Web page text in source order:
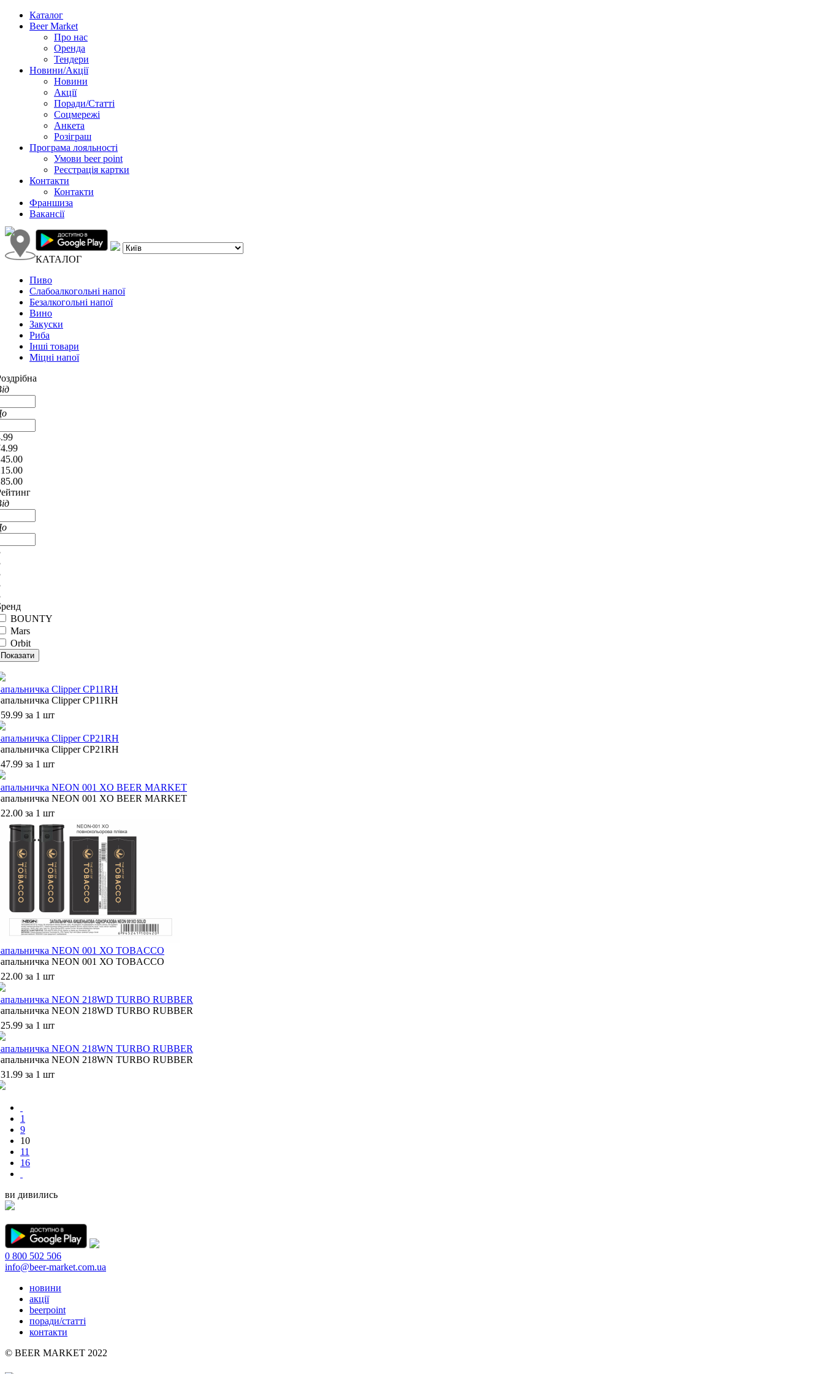
Каталог
Beer Market
Про нас
Оренда
Тендери
Новини/Акції
Новини
Акції
Поради/Статті
Соцмережі
Анкета
Розіграш
Програма лояльності
Умови beer point
Реєстрація картки
Контакти
Контакти
Франшиза
Вакансії
КАТАЛОГ
Пиво
Слабоалкогольні напої
Безалкогольні напої
Вино
Закуски
Риба
Інші товари
Міцні напої
BOUNTY
Mars
Orbit
Clipper CP11RH
Clipper CP11RH
59.99 за 1 шт
Clipper CP21RH
Clipper CP21RH
47.99 за 1 шт
NEON 001 XO BEER MARKET
NEON 001 XO BEER MARKET
22.00 за 1 шт
NEON 001 ХО TOBACCO
NEON 001 ХО TOBACCO
22.00 за 1 шт
NEON 218WD TURBO RUBBER
NEON 218WD TURBO RUBBER
25.99 за 1 шт
NEON 218WN TURBO RUBBER
NEON 218WN TURBO RUBBER
31.99 за 1 шт
1
9
10
11
16
ви дивились
0 800 502 506
info@beer-market.com.ua
новини
акції
beerpoint
поради/статті
контакти
© BEER MARKET 2022